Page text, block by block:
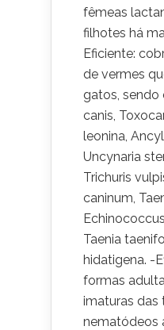
fêmeas
filhotes há
Eficiente:
de vermes
gatos, sendo
canis,
leonina,
Uncynaria
Trichuris
caninum,
Taenia
hidatigena. -
formas
imaturas das
nematódeos